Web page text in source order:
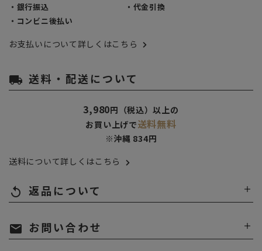
・銀行振込
・代金引換
・コンビニ後払い
お支払いについて詳しくはこちら
local_shipping 送料・配送について
3,980円（税込）以上の
お買い上げで送料無料
※沖縄 834円
送料について詳しくはこちら
replay 返品について
mail お問い合わせ